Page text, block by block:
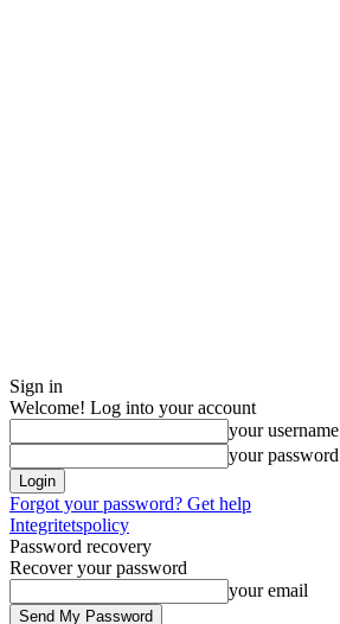
Sign in
Welcome! Log into your account
your username
your password
Forgot your password? Get help
Integritetspolicy
Password recovery
Recover your password
your email